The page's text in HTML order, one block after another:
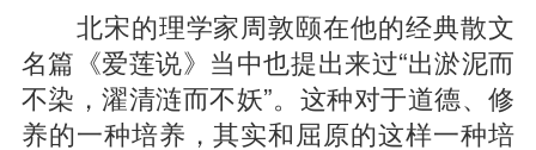
北宋的理学家周敦颐在他的经典散文
名篇《爱莲说》当中也提出来过“出淤泥而
不染，濯清涟而不妖”。这种对于道德、修
养的一种培养，其实和屈原的这样一种培